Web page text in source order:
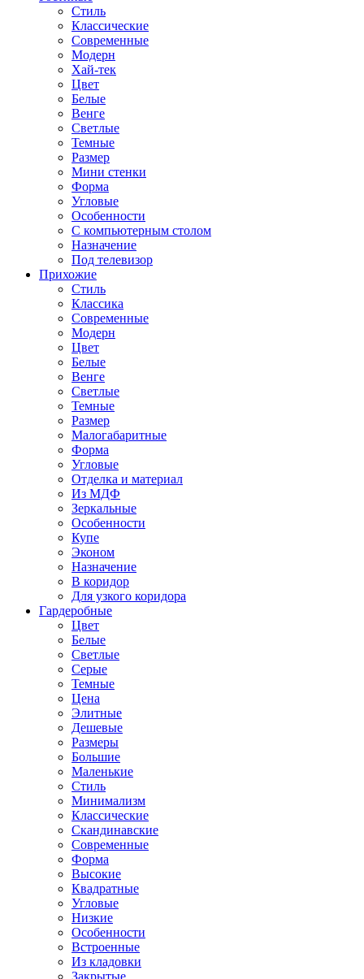
Стиль
Классические
Современные
Модерн
Хай-тек
Цвет
Белые
Венге
Светлые
Темные
Размер
Мини стенки
Форма
Угловые
Особенности
С компьютерным столом
Назначение
Под телевизор
Прихожие
Стиль
Классика
Современные
Модерн
Цвет
Белые
Венге
Светлые
Темные
Размер
Малогабаритные
Форма
Угловые
Отделка и материал
Из МДФ
Зеркальные
Особенности
Купе
Эконом
Назначение
В коридор
Для узкого коридора
Гардеробные
Цвет
Белые
Светлые
Серые
Темные
Цена
Элитные
Дешевые
Размеры
Большие
Маленькие
Стиль
Минимализм
Классические
Скандинавские
Современные
Форма
Высокие
Квадратные
Угловые
Низкие
Особенности
Встроенные
Из кладовки
Закрытые